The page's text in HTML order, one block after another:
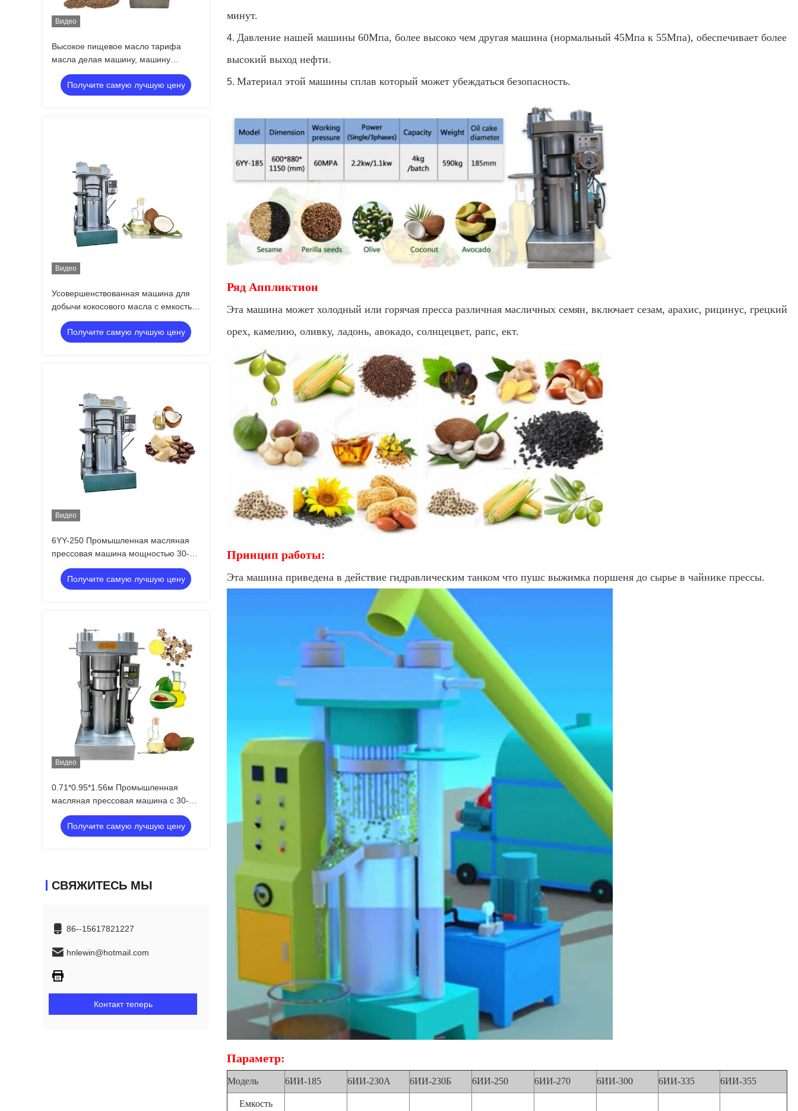
Видео
Высокое пищевое масло тарифа
масла делая машину, машину
извлечения пищевого масла 380В
Получите самую лучшую цену
Видео
Усовершенствованная машина для
добычи кокосового масла с емкостью
1230 кг и емкостью партии 13 кг/
партияПолучите самую лучшую цену
Видео
6YY-250 Промышленная масляная
прессовая машина мощностью 30-50
кг/ч и однофазным / трехфазным
напряжением
Получите самую лучшую цену
Видео
0.71*0.95*1.56м Промышленная
масляная прессовая машина с 30-50
кг/ч пропускной способностью
Получите самую лучшую цену
СВЯЖИТЕСЬ МЫ
86--15617821227
hnlewin@hotmail.com
Контакт теперь
минут.
4. Давление нашей машины 60Мпа, более высоко чем другая машина (нормальный 45Мпа к 55Мпа), обеспечивает более
высокий выход нефти.
5. Материал этой машины сплав который может убеждаться безопасность.
Ряд Аппликтион
Эта машина может холодный или горячая пресса различная масличных семян, включает сезам, арахис, рицинус, грецкий
орех, камелию, оливку, ладонь, авокадо, солнцецвет, рапс, ект.
Принцип работы:
Эта машина приведена в действие гидравлическим танком что пушс выжимка поршеня до сырье в чайнике прессы.
Параметр:
Модель 6ИИ-185 6ИИ-230А 6ИИ-230Б 6ИИ-250 6ИИ-270 6ИИ-300 6ИИ-335 6ИИ-355
Емкость